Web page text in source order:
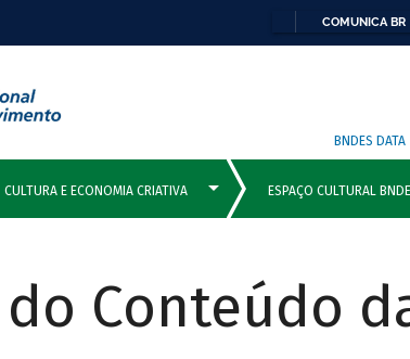
COMUNICA BR
BNDES DATA
Conteúdo